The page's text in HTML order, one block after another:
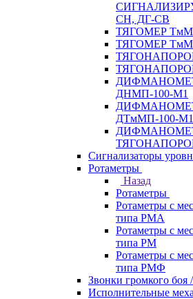
СН, ДГ-СВ
ТЯГОМЕР
ТЯГОМЕР
ДНМП-100-М1
ДТмМП-100-М1
Сигнализаторы
Ротаметры
Назад
Ротаметры
Ротаметры с
типа РМА
Ротаметры с
типа РМ
Ротаметры с
типа РМФ
Звонки громкого боя
Исполнительные